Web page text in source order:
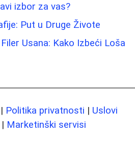
izbor za vas?
Put u Druge Živote
Usana: Kako Izbeći Loša
| Politika privatnosti | Uslovi
| Marketinški servisi